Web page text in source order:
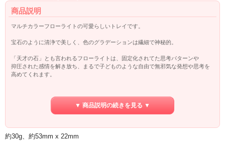
商品説明
マルチカラーフローライトの可愛らしいトレイです。
宝石のように清浄で美しく、色のグラデーションは繊細で神秘的。
「天才の石」とも言われるフローライトは、固定化されてた思考パターンや
抑圧された感情を解き放ち、まるで子どものような自由で無邪気な発想や思考を
高めてくれます。
頭の疲れを和らげるので、受験のお守りとしてもオススメです。
◎ネガティブな感情、抑圧された感情の解放
◎自由な発想と思考を促す
▼ 商品説明の続きを見る ▼
約30g、約53mm x 22mm